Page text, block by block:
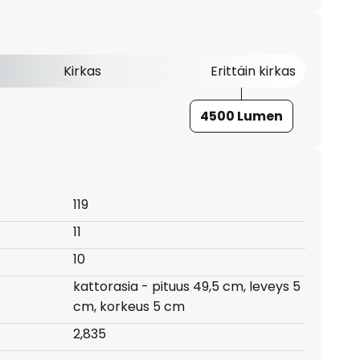
Kirkas Erittäin kirkas
4500 Lumen
119
11
10
kattorasia - pituus 49,5 cm, leveys 5
cm, korkeus 5 cm
2,835